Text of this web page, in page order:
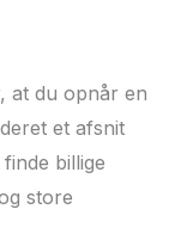
at du opnår en
et afsnit
billige
store